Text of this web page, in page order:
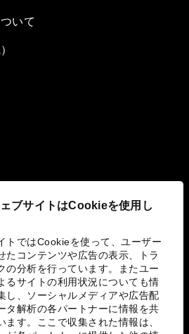
ブサイトはCookieを使用し
トではCookieを使って、ユーザー
たコンテンツや広告の表示、トラ
の分析を行っています。またユー
るサイトの利用状況についても情
し、ソーシャルメディアや広告配
タ解析の各パートナーに情報を共
ます。ここで収集された情報は、
いて
り組み